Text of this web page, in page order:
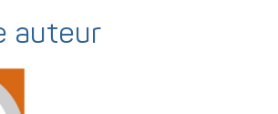
auteur